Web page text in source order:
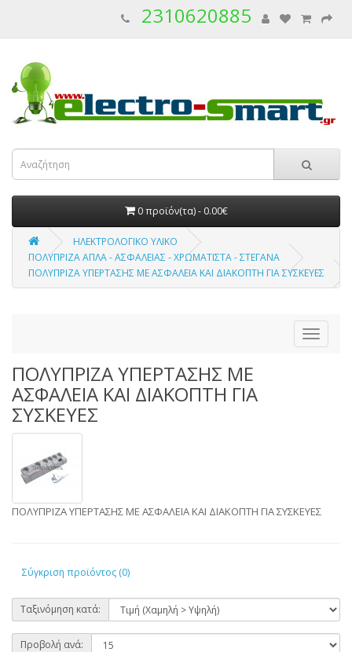
2310620885
0 προϊόν(τα) - 0.00€
ΗΛΕΚΤΡΟΛΟΓΙΚΟ ΥΛΙΚΟ
ΠΟΛΥΠΡΙΖΑ ΑΠΛΑ - ΑΣΦΑΛΕΙΑΣ - ΧΡΩΜΑΤΙΣΤΑ - ΣΤΕΓΑΝΑ
ΠΟΛΥΠΡΙΖΑ ΥΠΕΡΤΑΣΗΣ ΜΕ ΑΣΦΑΛΕΙΑ ΚΑΙ ΔΙΑΚΟΠΤΗ ΓΙΑ ΣΥΣΚΕΥΕΣ
ΠΟΛΥΠΡΙΖΑ ΥΠΕΡΤΑΣΗΣ ΜΕ
ΑΣΦΑΛΕΙΑ ΚΑΙ ΔΙΑΚΟΠΤΗ ΓΙΑ
ΣΥΣΚΕΥΕΣ
ΠΟΛΥΠΡΙΖΑ ΥΠΕΡΤΑΣΗΣ ΜΕ ΑΣΦΑΛΕΙΑ ΚΑΙ ΔΙΑΚΟΠΤΗ ΓΙΑ ΣΥΣΚΕΥΕΣ
Σύγκριση προϊόντος (0)
Ταξινόμηση κατά:
Προβολή ανά: